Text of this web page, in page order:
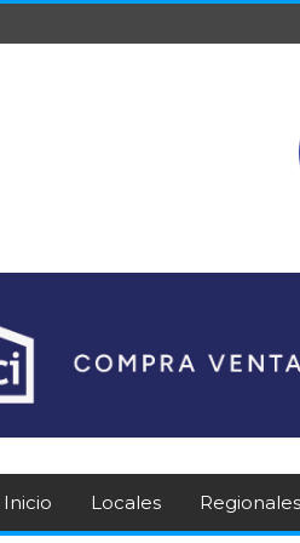
Inicio Locales Regionales